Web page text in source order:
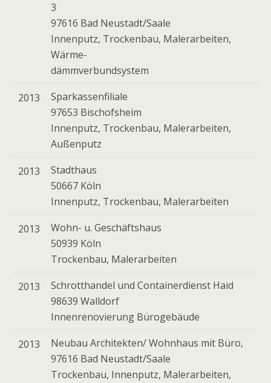
3
97616 Bad Neustadt/Saale
Innenputz, Trockenbau, Malerarbeiten,
Wärme-
dämmverbundsystem
2013
Sparkassenfiliale
97653 Bischofsheim
Innenputz, Trockenbau, Malerarbeiten,
Außenputz
2013
Stadthaus
50667 Köln
Innenputz, Trockenbau, Malerarbeiten
2013
Wohn- u. Geschäftshaus
50939 Köln
Trockenbau, Malerarbeiten
2013
Schrotthandel und Containerdienst Haid
98639 Walldorf
Innenrenovierung Bürogebäude
2013
Neubau Architekten/ Wohnhaus mit Büro,
97616 Bad Neustadt/Saale
Trockenbau, Innenputz, Malerarbeiten,